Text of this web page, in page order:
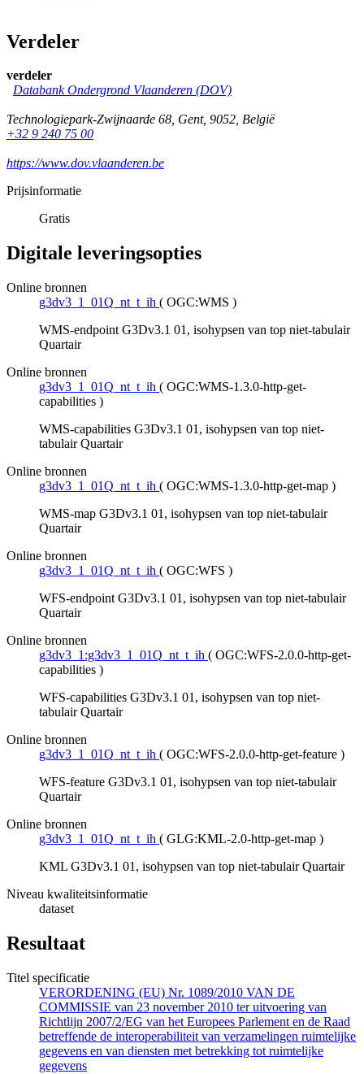
Verdeler
verdeler
Databank Ondergrond Vlaanderen (DOV)
Technologiepark-Zwijnaarde 68, Gent, 9052, België
+32 9 240 75 00
https://www.dov.vlaanderen.be
Prijsinformatie
Gratis
Digitale leveringsopties
Online bronnen
g3dv3_1_01Q_nt_t_ih ( OGC:WMS )
WMS-endpoint G3Dv3.1 01, isohypsen van top niet-tabulair
Quartair
Online bronnen
g3dv3_1_01Q_nt_t_ih ( OGC:WMS-1.3.0-http-get-
capabilities )
WMS-capabilities G3Dv3.1 01, isohypsen van top niet-
tabulair Quartair
Online bronnen
g3dv3_1_01Q_nt_t_ih ( OGC:WMS-1.3.0-http-get-map )
WMS-map G3Dv3.1 01, isohypsen van top niet-tabulair
Quartair
Online bronnen
g3dv3_1_01Q_nt_t_ih ( OGC:WFS )
WFS-endpoint G3Dv3.1 01, isohypsen van top niet-tabulair
Quartair
Online bronnen
g3dv3_1:g3dv3_1_01Q_nt_t_ih ( OGC:WFS-2.0.0-http-get-
capabilities )
WFS-capabilities G3Dv3.1 01, isohypsen van top niet-
tabulair Quartair
Online bronnen
g3dv3_1_01Q_nt_t_ih ( OGC:WFS-2.0.0-http-get-feature )
WFS-feature G3Dv3.1 01, isohypsen van top niet-tabulair
Quartair
Online bronnen
g3dv3_1_01Q_nt_t_ih ( GLG:KML-2.0-http-get-map )
KML G3Dv3.1 01, isohypsen van top niet-tabulair Quartair
Niveau kwaliteitsinformatie
dataset
Resultaat
Titel specificatie
VERORDENING (EU) Nr. 1089/2010 VAN DE
COMMISSIE van 23 november 2010 ter uitvoering van
Richtlijn 2007/2/EG van het Europees Parlement en de Raad
betreffende de interoperabiliteit van verzamelingen ruimtelijke
gegevens en van diensten met betrekking tot ruimtelijke
gegevens